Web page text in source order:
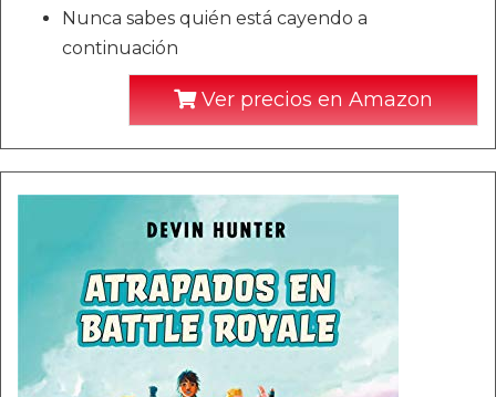
Nunca sabes quién está cayendo a
continuación
Ver precios en Amazon